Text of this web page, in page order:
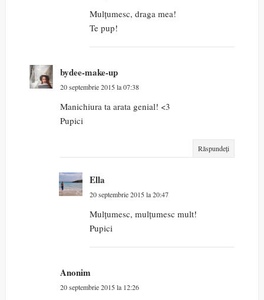
Mulțumesc, draga mea!
Te pup!
bydee-make-up
20 septembrie 2015 la 07:38
Manichiura ta arata genial! <3
Pupici
Răspundeți
Ella
20 septembrie 2015 la 20:47
Mulțumesc, mulțumesc mult!
Pupici
Anonim
20 septembrie 2015 la 12:26